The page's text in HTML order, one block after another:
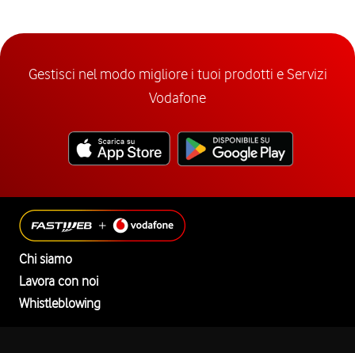
Gestisci nel modo migliore i tuoi prodotti e Servizi
Vodafone
Chi siamo
Lavora con noi
Whistleblowing